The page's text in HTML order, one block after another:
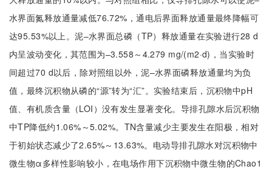
水界面氮释放通量减低76.72%，通电后界面释放通量最终降幅可
达95.53%以上。泥–水界面总磷（TP）释放通量在实验进行28 d
内呈波动变化，其范围为–3.558～4.279 mg/(m2·d)，当实验时
间超过70 d以后，除对照组以外，泥–水界面磷释放通量均为负
值，最终沉积物从磷的“源”转为“汇”。实验结束后，沉积物中pH
值、有机质含量（LOI）没有发生显著变化。导排孔隙水后沉积物
中TP降低约1.06%～5.02%。TN含量减少主要发生在阳极，相对
于初始状态减少了2.65%～13.63%。电动导排孔隙水对沉积物中
微生物α多样性影响较小，在电场作用下沉积物中微生物的Chao1